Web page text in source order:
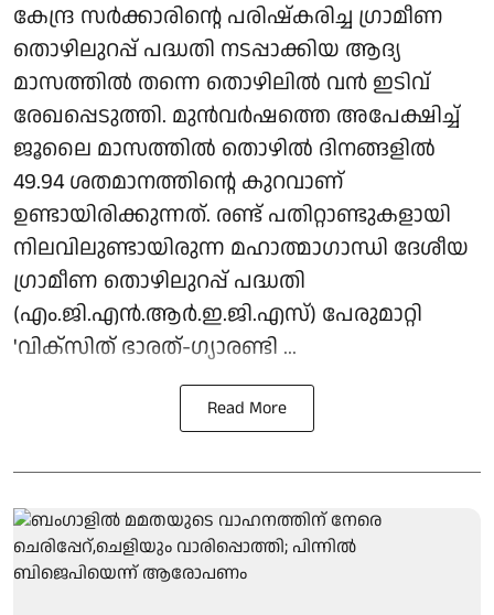
കേന്ദ്ര സര്‍ക്കാരിന്റെ പരിഷ്‌കരിച്ച ഗ്രാമീണ
തൊഴിലുറപ്പ് പദ്ധതി നടപ്പാക്കിയ ആദ്യ
മാസത്തില്‍ തന്നെ തൊഴിലില്‍ വന്‍ ഇടിവ്
രേഖപ്പെടുത്തി. മുന്‍വര്‍ഷത്തെ അപേക്ഷിച്ച്
ജൂലൈ മാസത്തില്‍ തൊഴില്‍ ദിനങ്ങളില്‍
49.94 ശതമാനത്തിന്റെ കുറവാണ്
ഉണ്ടായിരിക്കുന്നത്. രണ്ട് പതിറ്റാണ്ടുകളായി
നിലവിലുണ്ടായിരുന്ന മഹാത്മാഗാന്ധി ദേശീയ
ഗ്രാമീണ തൊഴിലുറപ്പ് പദ്ധതി
(എം.ജി.എന്‍.ആര്‍.ഇ.ജി.എസ്) പേരുമാറ്റി
'വിക്‌സിത് ഭാരത്-ഗ്യാരണ്ടി ...
Read More